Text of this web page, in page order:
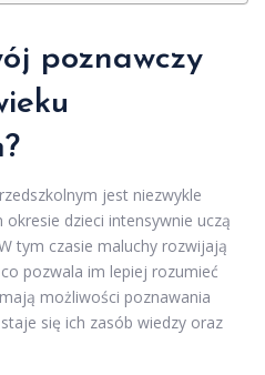
poznawczy
jest niezwykle
dzieci intensywnie uczą
tym czasie maluchy rozwijają
pozwala im lepiej rozumieć
możliwości poznawania
się ich zasób wiedzy oraz